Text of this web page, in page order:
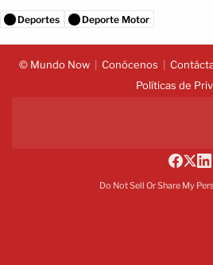
Deportes Deporte Motor
© Mundo Now Conócenos
Políticas de
Do Not Sell Or Share My